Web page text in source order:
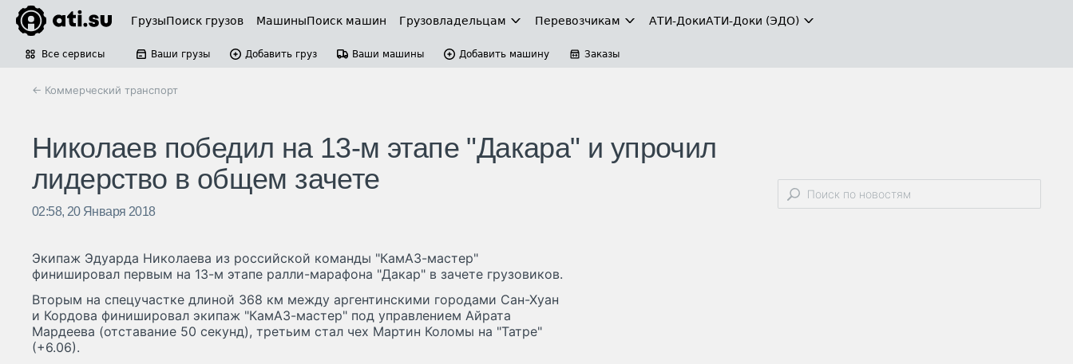
ГрузыПоиск грузов МашиныПоиск машин Грузовладельцам Перевозчикам АТИ-ДокиАТИ-Доки (ЭДО)
Все сервисы Ваши грузы Добавить груз Ваши машины Добавить машину Заказы
← Коммерческий транспорт
Николаев победил на 13-м этапе "Дакара" и упрочил
лидерство в общем зачете
02:58, 20 Января 2018
Экипаж Эдуарда Николаева из российской команды "КамАЗ-мастер"
финишировал первым на 13-м этапе ралли-марафона "Дакар" в зачете грузовиков.
Вторым на спецучастке длиной 368 км между аргентинскими городами Сан-Хуан
и Кордова финишировал экипаж "КамАЗ-мастер" под управлением Айрата
Мардеева (отставание 50 секунд), третьим стал чех Мартин Коломы на "Татре"
(+6.06).